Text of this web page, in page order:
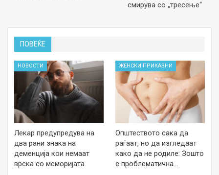
смирува со „тресење“
ПОВЕЌЕ
НОВОСТИ
Лекар предупредува на
два рани знака на
деменција кои немаат
врска со меморијата
ЖЕНСКИ ПРИКАЗНИ
Општеството сака да
раѓаат, но да изгледаат
како да не родиле: Зошто
е проблематична…